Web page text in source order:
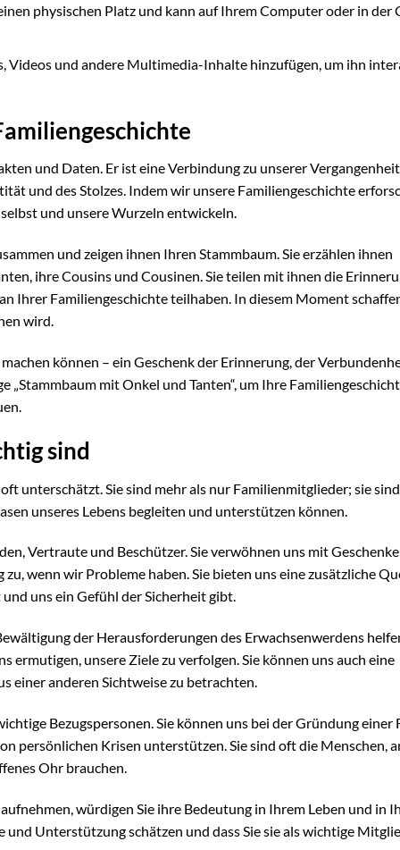
physischen Platz und kann auf Ihrem Computer oder in der
Videos und andere Multimedia-Inhalte hinzufügen, um ihn
und Daten. Er ist eine Verbindung zu unserer
und des Stolzes. Indem wir unsere Familiengeschichte
und unsere Wurzeln entwickeln.
und zeigen ihnen Ihren Stammbaum. Sie erzählen ihnen
ihre Cousins und Cousinen. Sie teilen mit ihnen die
Ihrer Familiengeschichte teilhaben. In diesem Moment
wird.
können – ein Geschenk der Erinnerung, der
„Stammbaum mit Onkel und Tanten“, um Ihre
sind
unterschätzt. Sie sind mehr als nur Familienmitglieder; sie sind
unseres Lebens begleiten und unterstützen können.
Vertraute und Beschützer. Sie verwöhnen uns mit
wenn wir Probleme haben. Sie bieten uns eine zusätzliche
uns ein Gefühl der Sicherheit gibt.
der Herausforderungen des Erwachsenwerdens
ermutigen, unsere Ziele zu verfolgen. Sie können uns auch eine
einer anderen Sichtweise zu betrachten.
Bezugspersonen. Sie können uns bei der Gründung einer
persönlichen Krisen unterstützen. Sie sind oft die Menschen,
Ohr brauchen.
würdigen Sie ihre Bedeutung in Ihrem Leben und in
und Unterstützung schätzen und dass Sie sie als wichtige